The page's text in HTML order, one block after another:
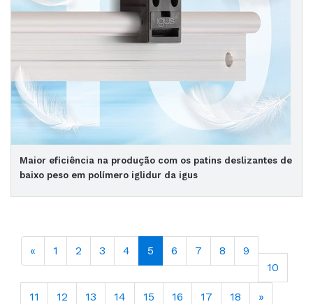
Maior eficiência na produção com os patins deslizantes de
baixo peso em polímero iglidur da igus
« 1 2 3 4 5 6 7 8
9
10
11 12 13 14 15 16 17 18 »